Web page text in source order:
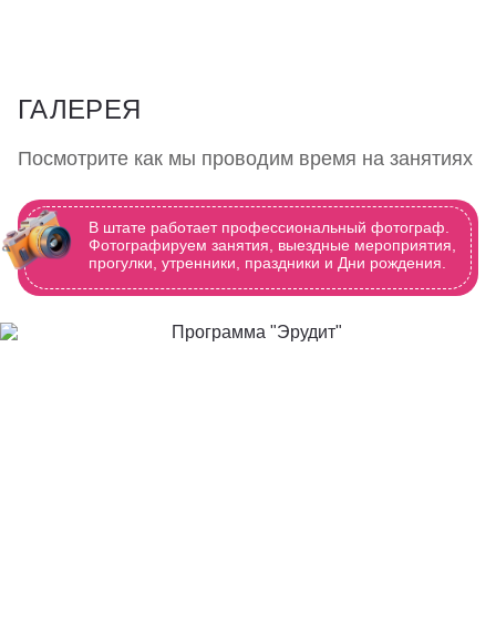
ГАЛЕРЕЯ
Посмотрите как мы проводим время на занятиях
В штате работает профессиональный фотограф.
Фотографируем занятия, выездные мероприятия,
прогулки, утренники, праздники и Дни рождения.